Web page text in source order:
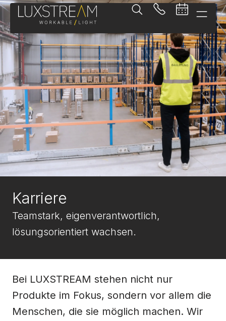
Karriere
Teamstark, eigenverantwortlich,
lösungsorientiert wachsen.
Bei LUXSTREAM stehen nicht nur
Produkte im Fokus, sondern vor allem die
Menschen, die sie möglich machen. Wir